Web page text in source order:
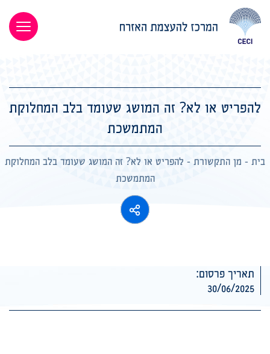
להפריט או לא? זה המושג שעומד בלב המחלוקת
המתמשכת
בית - מן התקשורת - להפריט או לא? זה המושג שעומד בלב המחלוקת
המתמשכת
תאריך פרסום:
30/06/2025